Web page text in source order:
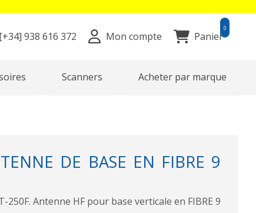
[+34] 938 616 372 Mon compte Panier
0
Scanners Acheter par marque
DE BASE EN FIBRE 9
250F. Antenne HF pour base verticale en FIBRE 9